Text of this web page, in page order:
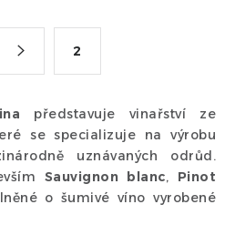
2
představuje vinařství ze
se specializuje na výrobu
uznávaných odrůd.
Sauvignon blanc, Pinot
o šumivé víno vyrobené